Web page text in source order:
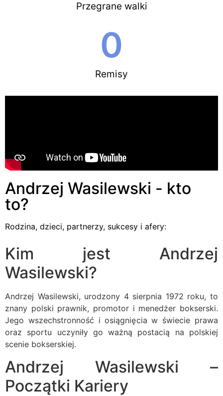
Przegrane walki
Remisy
0
Andrzej Wasilewski - kto
to?
Rodzina, dzieci, partnerzy, sukcesy i afery:
Kim jest Andrzej
Wasilewski?
Andrzej Wasilewski, urodzony 4 sierpnia 1972 roku, to
znany polski prawnik, promotor i menedżer bokserski.
Jego wszechstronność i osiągnięcia w świecie prawa
oraz sportu uczyniły go ważną postacią na polskiej
scenie bokserskiej.
Andrzej Wasilewski –
Początki Kariery